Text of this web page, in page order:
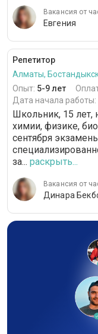
Вакансия от
Евгения
Репетитор
Алматы,
Опыт: 5-9 лет
Дата начала работы:
Школьник, 15 лет,
химии, физике,
сентября
за... раскрыть...
Вакансия от
Динара